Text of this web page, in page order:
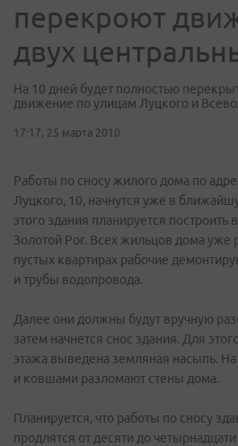
перекроют
двух
На 10 дней будет полностью
движение по улицам Луцкого и
17:17, 25 марта 2010
Работы по сносу жилого дома по
Луцкого, 10, начнутся уже в
этого здания планируется построить
Золотой Рог. Всех жильцов дома уже
пустых квартирах рабочие
и трубы водопровода.
Далее они должны будут вручную
затем начнется снос здания. Для
этажа выведена земляная насыпь. На
и ковшами разломают стены дома.
Планируется, что работы по сносу
продлятся от десяти до